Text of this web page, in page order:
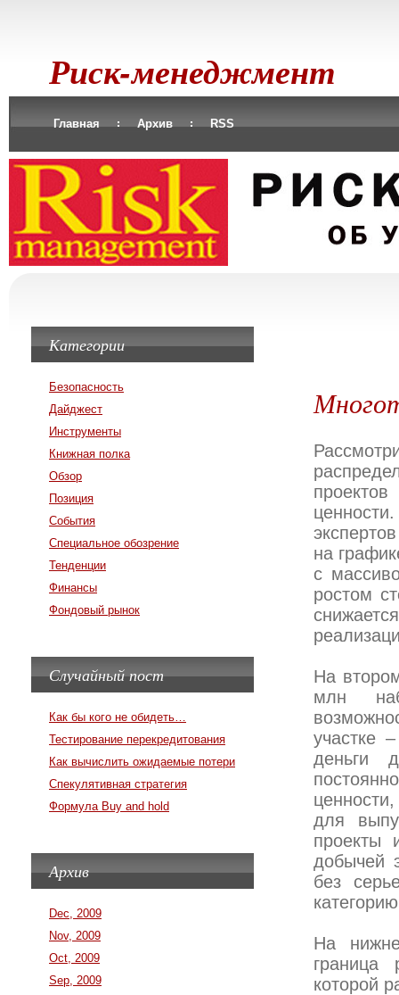
Риск-менеджмент
Главная Архив RSS
на
с
ростом
На
млн
участке
деньги
для
проекты
добычей
без
На
граница
которой
Категории
Безопасность
Дайджест
Инструменты
Книжная полка
Обзор
Позиция
События
Специальное обозрение
Тенденции
Финансы
Фондовый рынок
Случайный пост
Как бы кого не обидеть…
Тестирование перекредитования
Как вычислить ожидаемые потери
Спекулятивная стратегия
Формула Buy and hold
Архив
Dec, 2009
Nov, 2009
Oct, 2009
Sep, 2009